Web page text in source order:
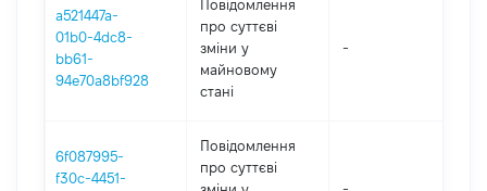
a521447a-
01b0-4dc8-
bb61-
94e70a8bf928
Повідомлення
про суттєві
зміни y
майновому
стані
-
6f087995-
f30c-4451-
Повідомлення
про суттєві